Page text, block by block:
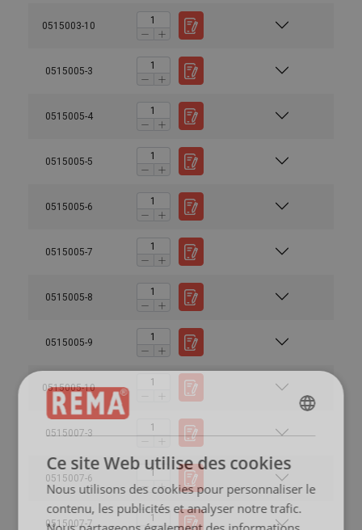
0515003-10
0515005-3
0515005-4
0515005-5
0515005-6
0515005-7
0515005-8
0515005-9
0515005-10
0515007-3
0515007-6
0515007-7
Ce site Web utilise des cookies
Nous utilisons des cookies pour personnaliser le
contenu, les publicités et analyser notre trafic.